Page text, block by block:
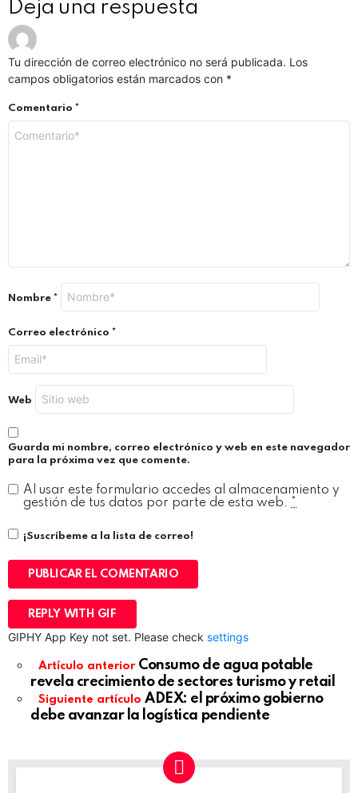
Deja una respuesta
Tu dirección de correo electrónico no será publicada. Los
campos obligatorios están marcados con *
Comentario *
Nombre *
Correo electrónico *
Web
Guarda mi nombre, correo electrónico y web en este navegador
para la próxima vez que comente.
Al usar este formulario accedes al almacenamiento y
gestión de tus datos por parte de esta web. *
¡Suscríbeme a la lista de correo!
PUBLICAR EL COMENTARIO
REPLY WITH GIF
GIPHY App Key not set. Please check settings
Artículo anterior Consumo de agua potable
revela crecimiento de sectores turismo y retail
Siguiente artículo ADEX: el próximo gobierno
debe avanzar la logística pendiente